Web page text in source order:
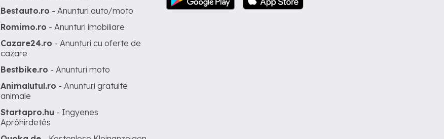
Bestauto.ro - Anunturi auto/moto
Romimo.ro - Anunturi imobiliare
Cazare24.ro - Anunturi cu oferte de
cazare
Bestbike.ro - Anunturi moto
Animalutul.ro - Anunturi gratuite
animale
Startapro.hu - Ingyenes
Apróhirdetés